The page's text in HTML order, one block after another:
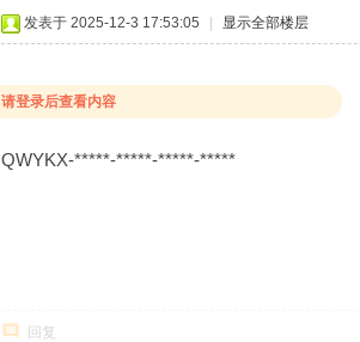
发表于 2025-12-3 17:53:05 显示全部楼层
请登录后查看内容
QWYKX-*****-*****-*****-*****
回复